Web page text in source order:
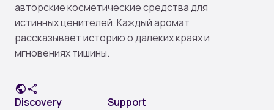
авторские косметические средства для
истинных ценителей. Каждый аромат
рассказывает историю о далеких краях и
мгновениях тишины.
publicshare
Discovery
Support